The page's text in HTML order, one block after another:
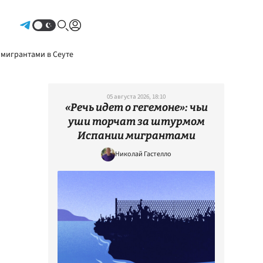
в Сеуте
05 августа 2026, 18:10
«Речь идет о гегемоне»: чьи
уши торчат за штурмом
Испании мигрантами
Николай Гастелло